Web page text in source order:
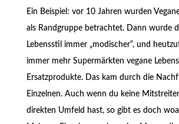
Ein Beispiel: vor 10 Jahren wurden
als Randgruppe betrachtet. Dann wurde
Lebensstil immer „modischer“, und
immer mehr Supermärkten vegane
Ersatzprodukte. Das kam durch die
Einzelnen. Auch wenn du keine
direkten Umfeld hast, so gibt es doch